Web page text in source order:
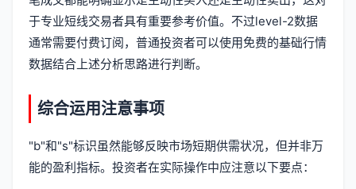
于专业短线交易者具有重要参考价值。不过level-2数据
通常需要付费订阅，普通投资者可以使用免费的基础行情
数据结合上述分析思路进行判断。
综合运用注意事项
"b"和"s"标识虽然能够反映市场短期供需状况，但并非万
能的盈利指标。投资者在实际操作中应注意以下要点：